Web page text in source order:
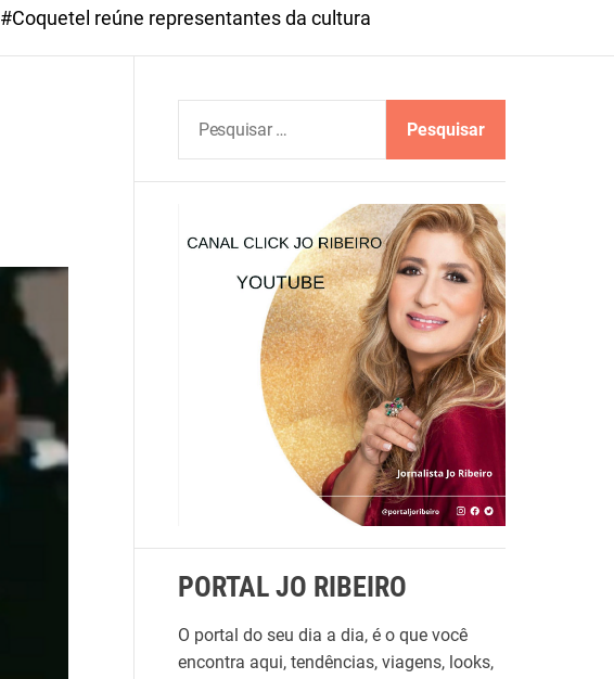
#Coquetel reúne representantes da cultura
s
PORTAL JO RIBEIRO
O portal do seu dia a dia, é o que você
encontra aqui, tendências, viagens, looks,